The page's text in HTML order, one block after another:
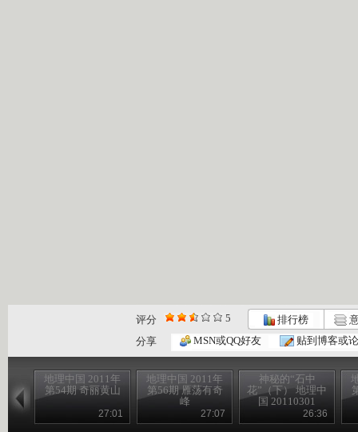
评分 5 排行榜
分享
MSN或QQ好友 贴到博客或
地理中国 2011年
第54期 奇丽黄山
27:01
地理中国 2011年
第56期 雁荡有奇
峰
27:07
神秘的“石中
花”（下） 地理中
国 20110301
26:36